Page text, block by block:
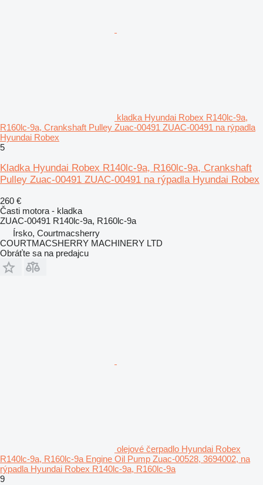
kladka Hyundai Robex R140lc-9a,
R160lc-9a, Crankshaft Pulley Zuac-00491 ZUAC-00491 na rýpadla
Hyundai Robex
5
Kladka Hyundai Robex R140lc-9a, R160lc-9a, Crankshaft
Pulley Zuac-00491 ZUAC-00491 na rýpadla Hyundai Robex
260 €
Časti motora - kladka
ZUAC-00491 R140lc-9a, R160lc-9a
Írsko, Courtmacsherry
COURTMACSHERRY MACHINERY LTD
Obráťte sa na predajcu
olejové čerpadlo Hyundai Robex
R140lc-9a, R160lc-9a Engine Oil Pump Zuac-00528, 3694002, na
rýpadla Hyundai Robex R140lc-9a, R160lc-9a
9